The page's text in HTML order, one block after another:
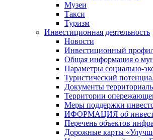
Музеи
Такси
Туризм
Инвестиционная деятельность
Новости
Инвестиционный
Общая информация о
Параметры социально-
Туристический
Документы
Территории
Меры поддержки
ИФОРМАЦИЯ об
Перечень объектов
Дорожные карты